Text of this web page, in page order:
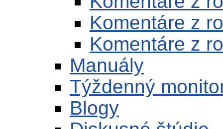
Komentáre z
Komentáre z
Manuály
Týždenný
Blogy